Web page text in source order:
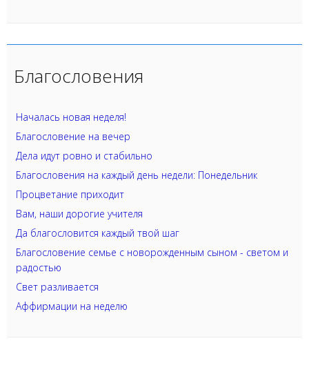
Благословения
Началась новая неделя!
Благословение на вечер
Дела идут ровно и стабильно
Благословения на каждый день недели: Понедельник
Процветание приходит
Вам, наши дорогие учителя
Да благословится каждый твой шаг
Благословение семье с новорожденным сыном - светом и
радостью
Свет разливается
Аффирмации на неделю